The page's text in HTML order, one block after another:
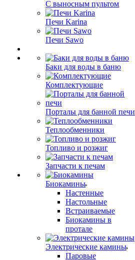
С выносным пультом
Печи Karina
Печи Sawo
Баки для воды в баню
Комплектующие
Порталы для банной печи
Теплообменники
Топливо и розжиг
Запчасти к печам
Биокамины
Настенные
Настольные
Встраиваемые
Биокамины в
протале
Электрические камины
Паровые